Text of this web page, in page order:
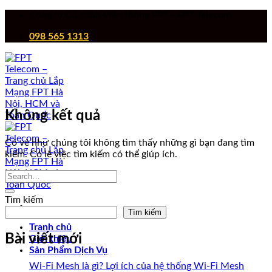
098 565 1313
Tranh chủ
Giới thiệu
Sản Phẩm Dịch Vụ
Không kết quả
Có vẻ như chúng tôi không tìm thấy những gì bạn đang tìm
kiếm. Có lẽ việc tìm kiếm có thể giúp ích.
Tìm kiếm
Tìm kiếm
Bài viết mới
Wi-Fi Mesh là gì? Lợi ích của hệ thống Wi-Fi Mesh